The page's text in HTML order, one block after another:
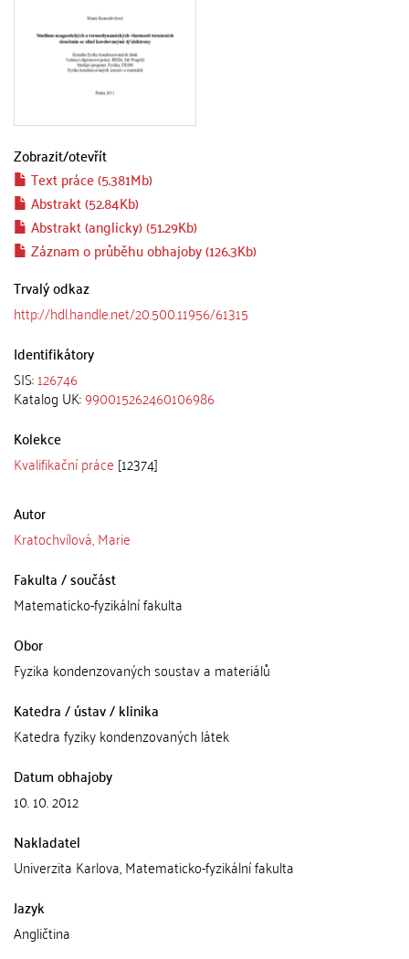
Zobrazit/otevřít
Text práce (5.381Mb)
Abstrakt (52.84Kb)
Abstrakt (anglicky) (51.29Kb)
Záznam o průběhu obhajoby (126.3Kb)
Trvalý odkaz
http://hdl.handle.net/20.500.11956/61315
Identifikátory
SIS:126746
Katalog UK:990015262460106986
Kolekce
Kvalifikační práce [12374]
Autor
Kratochvílová, Marie
Fakulta / součást
Matematicko-fyzikální fakulta
Obor
Fyzika kondenzovaných soustav a materiálů
Katedra / ústav / klinika
Katedra fyziky kondenzovaných látek
Datum obhajoby
10. 10. 2012
Nakladatel
Univerzita Karlova, Matematicko-fyzikální fakulta
Jazyk
Angličtina